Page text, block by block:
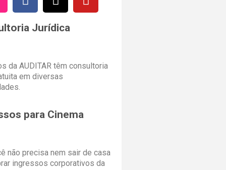
Jurídica
da AUDITAR têm consultoria
em diversas
para Cinema
não precisa nem sair de casa
ingressos corporativos da